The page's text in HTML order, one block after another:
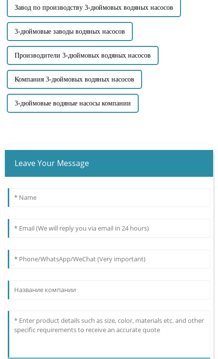
Завод по производству 3-дюймовых водяных насосов
3-дюймовые заводы водяных насосов
Производители 3-дюймовых водяных насосов
Компания 3-дюймовых водяных насосов
3-дюймовые водяные насосы компании
Leave Your Message